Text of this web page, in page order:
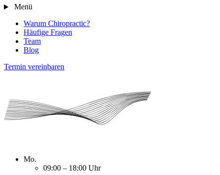
Menü
Warum Chiropractic?
Häufige Fragen
Team
Blog
Termin vereinbaren
Mo.
09:00 – 18:00 Uhr